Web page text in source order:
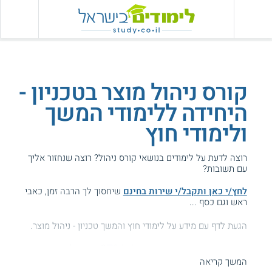
קורס ניהול מוצר בטכניון -
היחידה ללימודי המשך
ולימודי חוץ
רוצה לדעת על לימודים בנושאי קורס ניהול? רוצה שנחזור אליך
עם תשובות?
לחץ/י כאן ותקבל/י שירות בחינם שיחסוך לך הרבה זמן, כאבי
ראש וגם כסף ...
הגעת לדף עם מידע על לימודי חוץ והמשך טכניון - ניהול מוצר.
עזרנו גם לך? דרג אותנו:המשך קריאה